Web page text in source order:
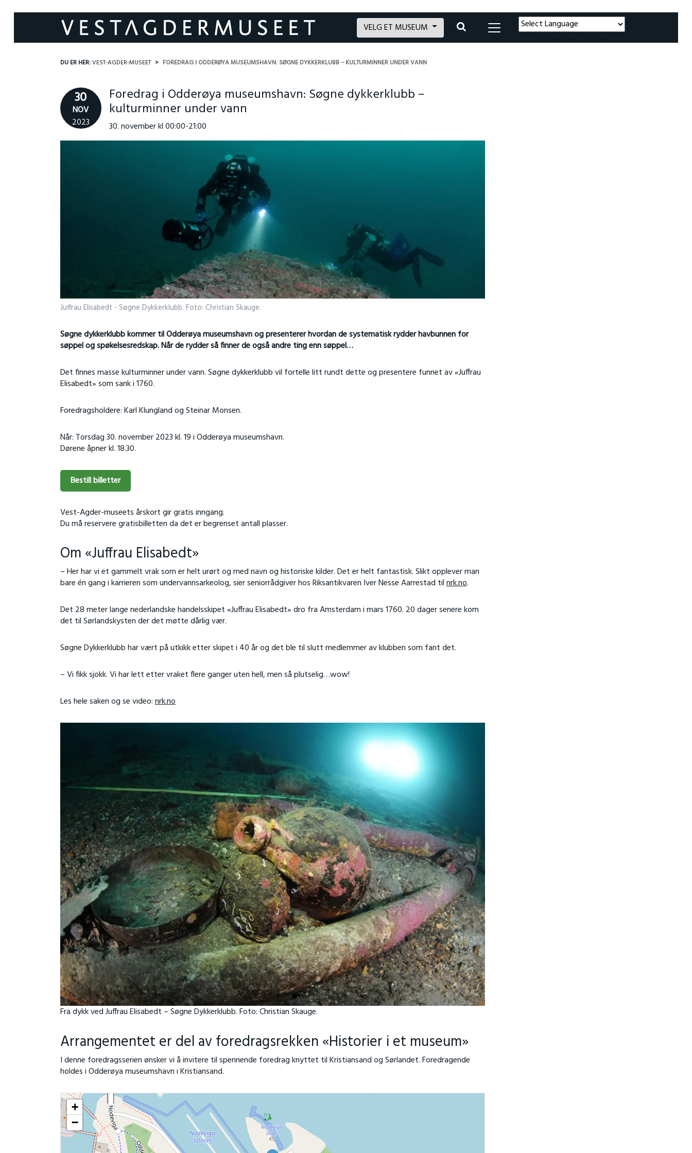
VELG ET MUSEUM
DU ER HER:VEST-AGDER-MUSEET FOREDRAG I ODDERØYA MUSEUMSHAVN: SØGNE DYKKERKLUBB – KULTURMINNER UNDER VANN
30
NOV
2023
Foredrag i Odderøya museumshavn: Søgne dykkerklubb –
kulturminner under vann
30. november kl 00:00-21:00
Juffrau Elisabedt - Søgne Dykkerklubb. Foto: Christian Skauge.
Søgne dykkerklubb kommer til Odderøya museumshavn og presenterer hvordan de systematisk rydder havbunnen for
søppel og spøkelsesredskap. Når de rydder så finner de også andre ting enn søppel…
Det finnes masse kulturminner under vann. Søgne dykkerklubb vil fortelle litt rundt dette og presentere funnet av «Juffrau
Elisabedt» som sank i 1760.
Foredragsholdere: Karl Klungland og Steinar Monsen.
Når: Torsdag 30. november 2023 kl. 19 i Odderøya museumshavn.
Dørene åpner kl. 18.30.
Bestill billetter
Vest-Agder-museets årskort gir gratis inngang.
Du må reservere gratisbilletten da det er begrenset antall plasser.
Om «Juffrau Elisabedt»
– Her har vi et gammelt vrak som er helt urørt og med navn og historiske kilder. Det er helt fantastisk. Slikt opplever man
bare én gang i karrieren som undervannsarkeolog, sier seniorrådgiver hos Riksantikvaren Iver Nesse Aarrestad tilnrk.no.
Det 28 meter lange nederlandske handelsskipet «Juffrau Elisabedt» dro fra Amsterdam i mars 1760. 20 dager senere kom
det til Sørlandskysten der det møtte dårlig vær.
Søgne Dykkerklubb har vært på utkikk etter skipet i 40 år og det ble til slutt medlemmer av klubben som fant det.
– Vi fikk sjokk. Vi har lett etter vraket flere ganger uten hell, men så plutselig…wow!
Les hele saken og se video:nrk.no
Fra dykk ved Juffrau Elisabedt – Søgne Dykkerklubb. Foto: Christian Skauge.
Arrangementet er del av foredragsrekken «Historier i et museum»
I denne foredragsserien ønsker vi å invitere til spennende foredrag knyttet til Kristiansand og Sørlandet. Foredragende
holdes i Odderøya museumshavn i Kristiansand.
+
−